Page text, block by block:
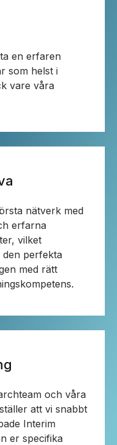
en erfaren
som helst i
vare våra
nätverk med
erfarna
vilket
den perfekta
med rätt
och våra
att vi snabbt
Interim
er specifika